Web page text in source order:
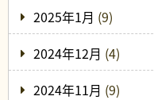
2025年1月 (9)
2024年12月 (4)
2024年11月 (9)